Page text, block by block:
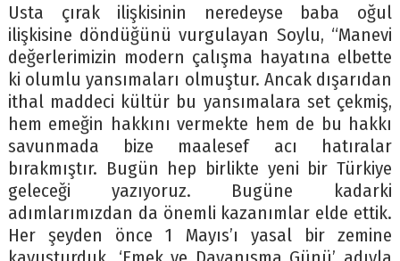
Usta çırak ilişkisinin neredeyse baba oğul
ilişkisine döndüğünü vurgulayan Soylu, “Manevi
değerlerimizin modern çalışma hayatına elbette
ki olumlu yansımaları olmuştur. Ancak dışarıdan
ithal maddeci kültür bu yansımalara set çekmiş,
hem emeğin hakkını vermekte hem de bu hakkı
savunmada bize maalesef acı hatıralar
bırakmıştır. Bugün hep birlikte yeni bir Türkiye
geleceği yazıyoruz. Bugüne kadarki
adımlarımızdan da önemli kazanımlar elde ettik.
Her şeyden önce 1 Mayıs’ı yasal bir zemine